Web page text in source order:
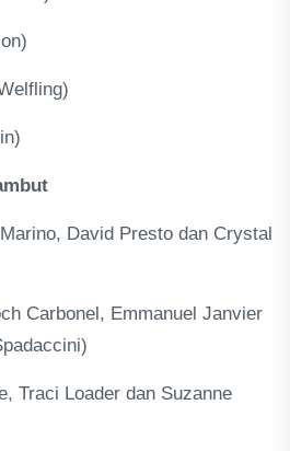
David Presto dan Crystal
Carbonel, Emmanuel Janvier
Traci Loader dan Suzanne